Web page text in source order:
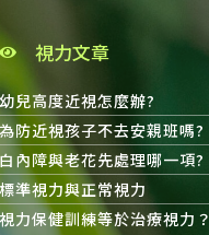
視力文章
幼兒高度近視怎麼辦?
為防近視孩子不去安親班嗎?
白內障與老花先處理哪一項?
標準視力與正常視力
視力保健訓練等於治療視力？